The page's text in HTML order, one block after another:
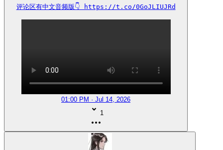
评论区有中文音频版👇 https://t.co/0GoJLIUJRd
01:00 PM · Jul 14, 2026
1